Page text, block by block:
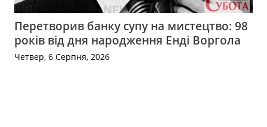
Перетворив банку супу на мистецтво: 98
років від дня народження Енді Воргола
Четвер, 6 Серпня, 2026